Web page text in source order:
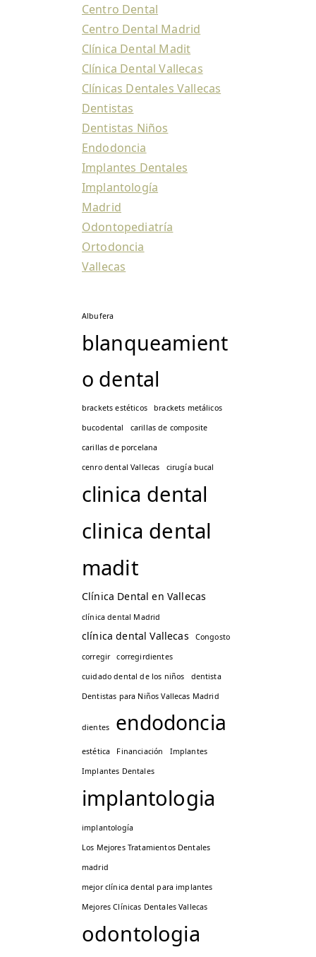
Centro Dental
Centro Dental Madrid
Clínica Dental Madit
Clínica Dental Vallecas
Clínicas Dentales Vallecas
Dentistas
Dentistas Niños
Endodoncia
Implantes Dentales
Implantología
Madrid
Odontopediatría
Ortodoncia
Vallecas
Albufera
blanqueamient
o dental
brackets estéticos
brackets metálicos
bucodental
carillas de composite
carillas de porcelana
cenro dental Vallecas
cirugía bucal
clinica dental
clinica dental
madit
Clínica Dental en Vallecas
clínica dental Madrid
clínica dental Vallecas
Congosto
corregir
corregirdientes
cuidado dental de los niños
dentista
Dentistas para Niños Vallecas Madrid
dientes endodoncia
estética Financiación
Implantes
Implantes Dentales
implantologia
implantología
Los Mejores Tratamientos Dentales
madrid
mejor clínica dental para implantes
Mejores Clínicas Dentales Vallecas
odontologia